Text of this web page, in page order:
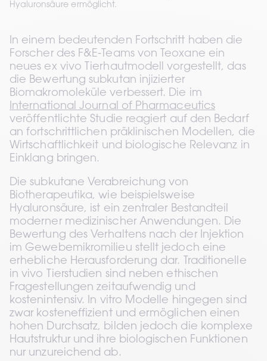
Hyaluronsäure ermöglicht.
In einem bedeutenden Fortschritt haben die
Forscher des F&E-Teams von Teoxane ein
neues ex vivo Tierhautmodell vorgestellt, das
die Bewertung subkutan injizierter
International Journal of Pharmaceutics
veröffentlichte Studie reagiert auf den Bedarf
an fortschrittlichen präklinischen Modellen, die
Wirtschaftlichkeit und biologische Relevanz in
Einklang bringen.
Die subkutane Verabreichung von
Biotherapeutika, wie beispielsweise
Hyaluronsäure, ist ein zentraler Bestandteil
moderner medizinischer Anwendungen. Die
Bewertung des Verhaltens nach der Injektion
im Gewebemikromilieu stellt jedoch eine
erhebliche Herausforderung dar. Traditionelle
in vivo Tierstudien sind neben ethischen
Fragestellungen zeitaufwendig und
kostenintensiv. In vitro Modelle hingegen sind
zwar kosteneffizient und ermöglichen einen
hohen Durchsatz, bilden jedoch die komplexe
Hautstruktur und ihre biologischen Funktionen
nur unzureichend ab.